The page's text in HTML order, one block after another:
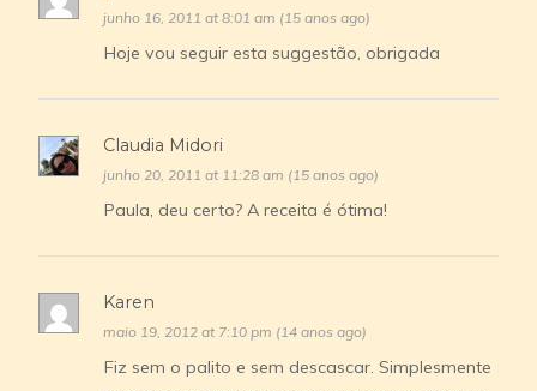
junho 16, 2011 at 8:01 am (15 anos ago)
Hoje vou seguir esta suggestão, obrigada
Claudia Midori
junho 20, 2011 at 11:28 am (15 anos ago)
Paula, deu certo? A receita é ótima!
Karen
maio 19, 2012 at 7:10 pm (14 anos ago)
Fiz sem o palito e sem descascar. Simplesmente